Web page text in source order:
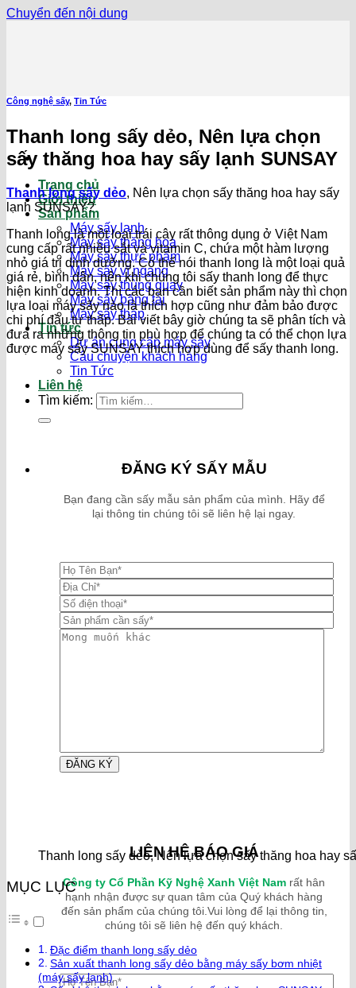
Chuyển đến nội dung
Trang chủ
Giới thiệu
Sản phẩm
Máy sấy lạnh
Máy sấy thăng hoa
Máy sấy thực phẩm
Máy sấy vĩ ngang
Máy sấy thùng quay
Máy sấy băng tải
Máy sấy tháp
Tin tức
Dự án cung cấp máy sấy
Câu chuyện khách hàng
Tin Tức
Liên hệ
Tìm kiếm:
ĐĂNG KÝ SẤY MẪU
Bạn đang cần sấy mẫu sản phẩm của mình. Hãy để
lại thông tin chúng tôi sẽ liên hệ lại ngay.
LIÊN HỆ BÁO GIÁ
Công ty Cổ Phần Kỹ Nghệ Xanh Việt Nam rất hân
hạnh nhận được sự quan tâm của Quý khách hàng
đến sản phẩm của chúng tôi.Vui lòng để lại thông tin,
chúng tôi sẽ liên hệ đến quý khách.
Công nghệ sấy, Tin Tức
Thanh long sấy dẻo, Nên lựa chọn
sấy thăng hoa hay sấy lạnh SUNSAY
Thanh long sấy dẻo, Nên lựa chọn sấy thăng hoa hay sấy
lạnh SUNSAY?
Thanh long là một loại trái cây rất thông dụng ở Việt Nam
cung cấp rất nhiều sắt và vitamin C, chứa một hàm lượng
nhỏ giá trị dinh dưỡng. Có thể nói thanh long là một loại quả
giá rẻ, bình dân, nên khi chúng tôi sấy thanh long để thực
hiện kinh doanh. Thì các bạn cần biết sản phẩm này thì chọn
lựa loại máy sấy nào là thích hợp cũng như đảm bảo được
chi phí đầu tư thấp. Bài viết bây giờ chúng ta sẽ phân tích và
đưa ra những thông tin phù hợp để chúng ta có thể chọn lựa
được máy sấy SUNSAY thích hợp dùng để sấy thanh long.
Thanh long sấy dẻo, Nên lựa chọn sấy thăng hoa hay
MỤC LỤC
Đặc điểm thanh long sấy dẻo
Sản xuất thanh long sấy dẻo bằng máy sấy bơm nhiệt
(máy sấy lạnh)